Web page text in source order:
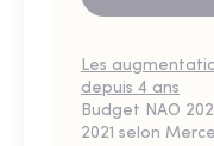
Les
depuis 4 ans
Budget NAO
2021 selon